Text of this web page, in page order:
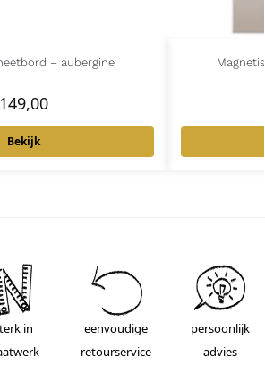
– aubergine
149,00
Bekijk
in
eenvoudige
retourservice
persoonlijk
advies